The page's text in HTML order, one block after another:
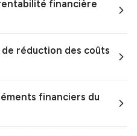
financière
réduction des coûts
financiers du